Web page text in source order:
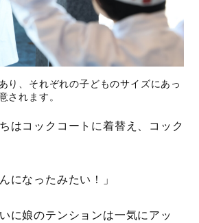
り、それぞれの子どものサイズにあっ
されます。
はコックコートに着替え、コック
になったみたい！」
に娘のテンションは一気にアッ